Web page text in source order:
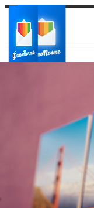
Ваш регион доставки
Выберите из списка: